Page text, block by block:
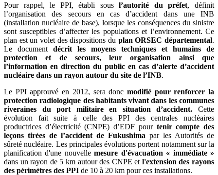
Pour rappel, le PPI, établi sousl’autorité du préfet, définit
l’organisation des secours en cas d’accident dans une INB
(installation nucléaire de base), lorsque les conséquences du sinistre
sont susceptibles d’affecter les populations et l’environnement. Ce
plan est un volet des dispositions du plan ORSEC départemental.
Le document décrit les moyens techniques et humains de
protection et de secours, leur organisation ainsi que
l’information en direction du public en cas d’alerte d’accident
nucléaire dans un rayon autour du site de l’INB.
Le PPI approuvé en 2012, sera donc modifié pour renforcer la
protection radiologique des habitants vivant dans les communes
riveraines du port militaire en situation d’accident. Cette
évolution fait suite à celle des PPI des centrales nucléaires
productrices d’électricité (CNPE) d’EDF pour tenir compte des
leçons tirées de l’accident de Fukushima par les Autorités de
sûreté nucléaire. Les principales évolutions portent notamment sur la
planification d'une nouvellemesure d'évacuation « immédiate »
dans un rayon de 5 km autour des CNPE et l'extension des rayons
des périmètres des PPI de 10 à 20 km pour ces installations.